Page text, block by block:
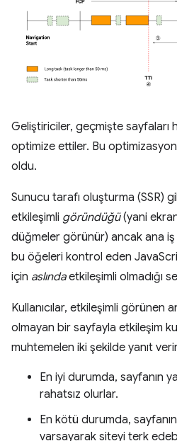
Geliştiriciler, geçmişte sayfaları
optimize ettiler. Bu
oldu.
Sunucu tarafı oluşturma (SSR)
etkileşimli göründüğü(yani
düğmeler görünür) ancak ana iş
bu öğeleri kontrol eden
için aslındaetkileşimli olmadığı
Kullanıcılar, etkileşimli görünen
olmayan bir sayfayla etkileşim
muhtemelen iki şekilde yanıt
En iyi durumda, sayfanın
rahatsız olurlar.
En kötü durumda,
varsayarak siteyi terk